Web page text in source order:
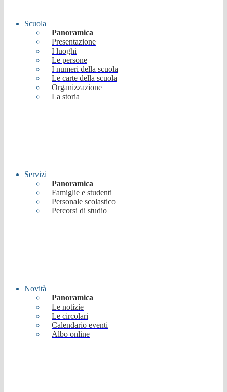
Scuola
Panoramica
Presentazione
I luoghi
Le persone
I numeri della scuola
Le carte della scuola
Organizzazione
La storia
Servizi
Panoramica
Famiglie e studenti
Personale scolastico
Percorsi di studio
Novità
Panoramica
Le notizie
Le circolari
Calendario eventi
Albo online